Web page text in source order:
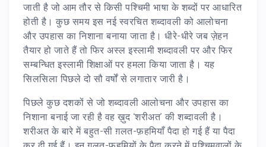
जाती है जो आम तौर से किसी पश्चिमी भाषा के शब्दों पर आधारित
होती है। कुछ समय इस नई स्वरचित शब्दावली को आलोचना
और उपहास का निशाना बनाया जाता है। धीरे-धीरे जब ज़ेहन
तैयार हो जाते हैं तो फिर अस्ल इस्लामी शब्दावली पर और फिर
सम्बन्धित इस्लामी शिक्षाओं पर हमला किया जाता है। यह
सिलसिला पिछले दो सौ वर्षों से लगातार जारी है।
पिछले कुछ दशकों से जो शब्दावली आलोचना और उपहास का
निशाना बनाई जा रही है वह ख़ुद ‘शरीअत’ की शब्दावली है।
शरीअत के बारे में बहुत-सी ग़लत-फ़हमियाँ पैदा हो गई हैं या पैदा